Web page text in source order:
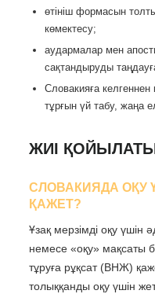
өтініш формасын
көмектесу;
аудармалар мен
сақтандыруды
Словакияға келгеннен
тұрғын үй табу, жаңа
ЖИІ
СЛОВАКИЯДА ОҚУ
ҚАЖЕТ?
Ұзақ мерзімді оқу үшін
немесе «оқу» мақсаты
тұруға рұқсат (ВНЖ)
толыққанды оқу үшін